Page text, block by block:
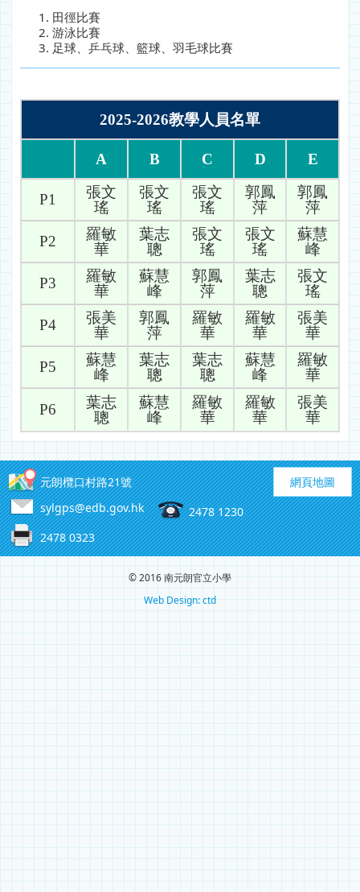
田徑比賽
游泳比賽
足球、乒乓球、籃球、羽毛球比賽
2025-2026教學人員名單
A B C D E
P1
張文
瑤
張文
瑤
張文
瑤
郭鳳
萍
郭鳳
萍
P2
羅敏
華
葉志
聰
張文
瑤
張文
瑤
蘇慧
峰
P3
羅敏
華
蘇慧
峰
郭鳳
萍
葉志
聰
張文
瑤
P4
張美
華
郭鳳
萍
羅敏
華
羅敏
華
張美
華
P5
蘇慧
峰
葉志
聰
葉志
聰
蘇慧
峰
羅敏
華
P6
葉志
聰
蘇慧
峰
羅敏
華
羅敏
華
張美
華
網頁地圖
元朗欖口村路21號
sylgps@edb.gov.hk
2478 1230
2478 0323
© 2016 南元朗官立小學
Web Design: ctd